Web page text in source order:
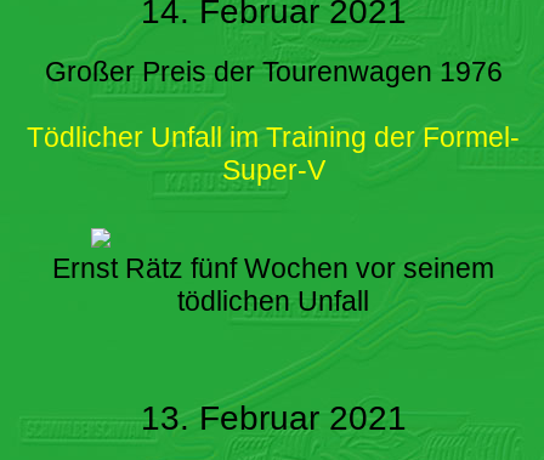
14. Februar 2021
Großer Preis der Tourenwagen 1976
Tödlicher Unfall im Training der Formel-
Super-V
Ernst Rätz fünf Wochen vor seinem
tödlichen Unfall
13. Februar 2021